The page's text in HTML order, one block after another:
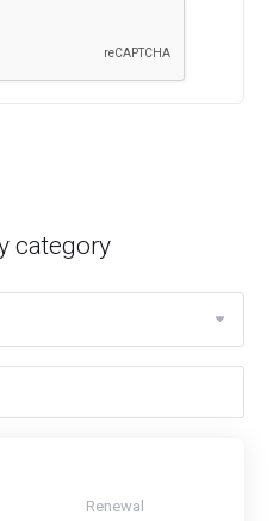
category
Renewal